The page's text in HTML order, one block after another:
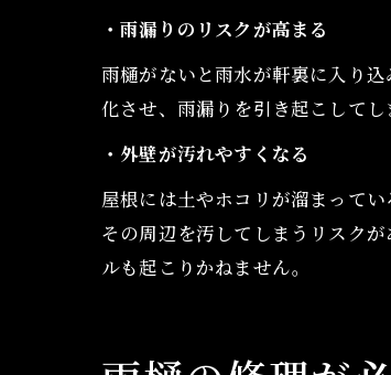
・雨漏りのリスクが高まる
雨樋がないと雨水が軒裏に入り
化させ、雨漏りを引き起こして
・外壁が汚れやすくなる
屋根には土やホコリが溜まって
その周辺を汚してしまうリスク
ルも起こりかねません。